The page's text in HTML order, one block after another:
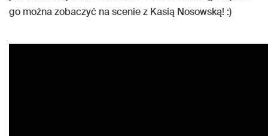
go można zobaczyć na scenie z Kasią Nosowską! :)